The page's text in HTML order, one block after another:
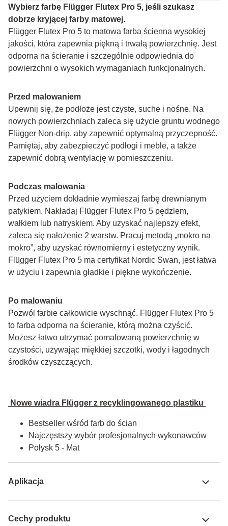
Wybierz farbę Flügger Flutex Pro 5, jeśli szukasz
dobrze kryjącej farby matowej.
Flügger Flutex Pro 5 to matowa farba ścienna wysokiej
jakości, która zapewnia piękną i trwałą powierzchnię. Jest
odporna na ścieranie i szczególnie odpowiednia do
powierzchni o wysokich wymaganiach funkcjonalnych.
Przed malowaniem
Upewnij się, że podłoże jest czyste, suche i nośne. Na
nowych powierzchniach zaleca się użycie gruntu wodnego
Flügger Non-drip, aby zapewnić optymalną przyczepność.
Pamiętaj, aby zabezpieczyć podłogi i meble, a także
zapewnić dobrą wentylację w pomieszczeniu.
Podczas malowania
Przed użyciem dokładnie wymieszaj farbę drewnianym
patykiem. Nakładaj Flügger Flutex Pro 5 pędzlem,
wałkiem lub natryskiem. Aby uzyskać najlepszy efekt,
zaleca się nałożenie 2 warstw. Pracuj metodą „mokro na
mokro”, aby uzyskać równomierny i estetyczny wynik.
Flügger Flutex Pro 5 ma certyfikat Nordic Swan, jest łatwa
w użyciu i zapewnia gładkie i piękne wykończenie.
Po malowaniu
Pozwól farbie całkowicie wyschnąć. Flügger Flutex Pro 5
to farba odporna na ścieranie, którą można czyścić.
Możesz łatwo utrzymać pomalowaną powierzchnię w
czystości, używając miękkiej szczotki, wody i łagodnych
środków czyszczących.
Nowe wiadra Flügger z recyklingowanego plastiku
Bestseller wśród farb do ścian
Najczęstszy wybór profesjonalnych wykonawców
Połysk 5 - Mat
Aplikacja
Cechy produktu